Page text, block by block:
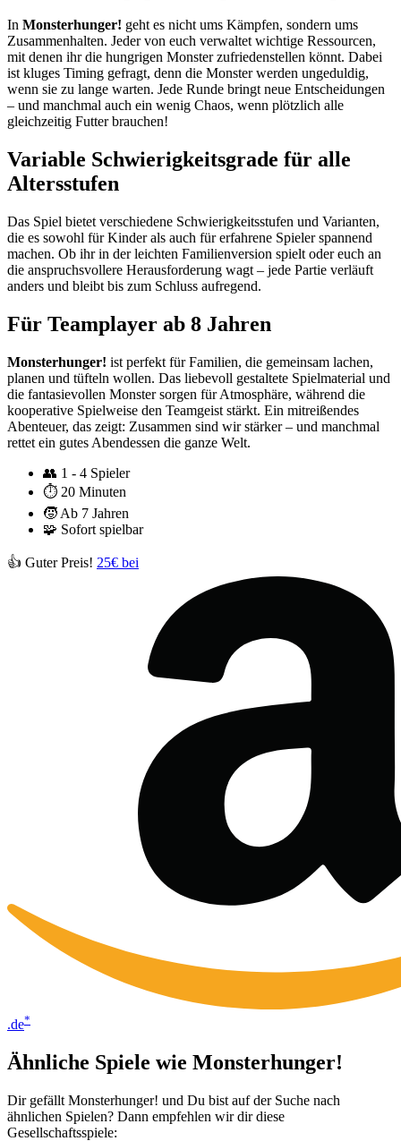
In Monsterhunger! geht es nicht ums Kämpfen, sondern ums
Zusammenhalten. Jeder von euch verwaltet wichtige Ressourcen,
mit denen ihr die hungrigen Monster zufriedenstellen könnt. Dabei
ist kluges Timing gefragt, denn die Monster werden ungeduldig,
wenn sie zu lange warten. Jede Runde bringt neue Entscheidungen
– und manchmal auch ein wenig Chaos, wenn plötzlich alle
gleichzeitig Futter brauchen!
Variable Schwierigkeitsgrade für alle
Altersstufen
Das Spiel bietet verschiedene Schwierigkeitsstufen und Varianten,
die es sowohl für Kinder als auch für erfahrene Spieler spannend
machen. Ob ihr in der leichten Familienversion spielt oder euch an
die anspruchsvollere Herausforderung wagt – jede Partie verläuft
anders und bleibt bis zum Schluss aufregend.
Für Teamplayer ab 8 Jahren
Monsterhunger! ist perfekt für Familien, die gemeinsam lachen,
planen und tüfteln wollen. Das liebevoll gestaltete Spielmaterial und
die fantasievollen Monster sorgen für Atmosphäre, während die
kooperative Spielweise den Teamgeist stärkt. Ein mitreißendes
Abenteuer, das zeigt: Zusammen sind wir stärker – und manchmal
rettet ein gutes Abendessen die ganze Welt.
👥 1 - 4 Spieler
⏱️ 20 Minuten
🧒 Ab 7 Jahren
🧩 Sofort spielbar
👍 Guter Preis! 25€ bei
.de*
Ähnliche Spiele wie Monsterhunger!
Dir gefällt Monsterhunger! und Du bist auf der Suche nach
ähnlichen Spielen? Dann empfehlen wir dir diese
Gesellschaftsspiele: